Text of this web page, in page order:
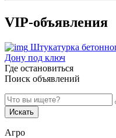
VIP-объявления
Штукатурка
Дону под ключ
Где остановиться
Поиск объявлений
Искать
Агро